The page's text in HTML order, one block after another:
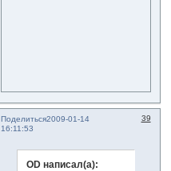
Поделиться 39
2009-01-14
16:11:53
OD написал(а):